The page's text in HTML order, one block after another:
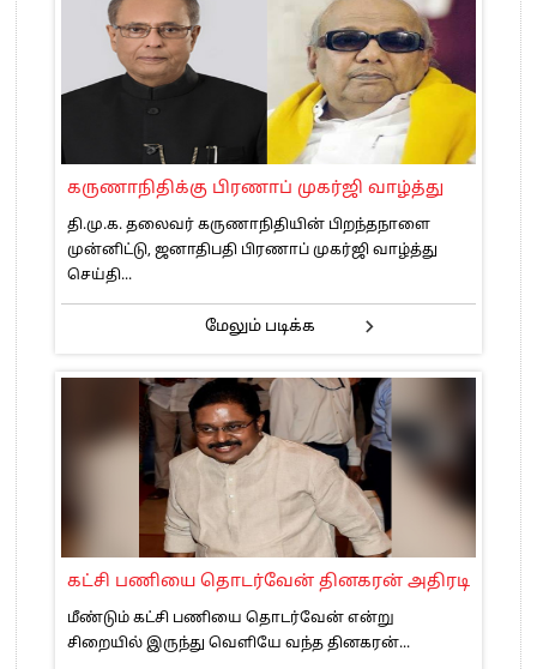
கருணாநிதிக்கு பிரணாப் முகர்ஜி வாழ்த்து
தி.மு.க. தலைவர் கருணாநிதியின் பிறந்தநாளை
முன்னிட்டு, ஜனாதிபதி பிரணாப் முகர்ஜி வாழ்த்து
செய்தி...
மேலும் படிக்க
கட்சி பணியை தொடர்வேன் தினகரன் அதிரடி
மீண்டும் கட்சி பணியை தொடர்வேன் என்று
சிறையில் இருந்து வெளியே வந்த தினகரன்...